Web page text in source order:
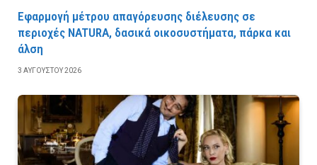
Εφαρμογή μέτρου απαγόρευσης διέλευσης σε
περιοχές NATURA, δασικά οικοσυστήματα, πάρκα και
άλση
3 ΑΥΓΟΎΣΤΟΥ 2026